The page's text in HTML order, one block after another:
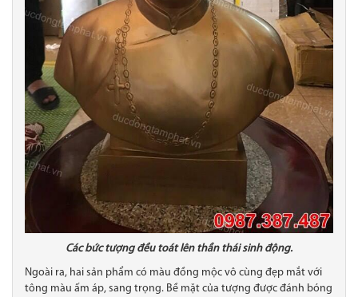
Các bức tượng đều toát lên thần thái sinh động.
Ngoài ra, hai sản phẩm có màu đồng mộc vô cùng đẹp mắt với
tông màu ấm áp, sang trọng. Bề mặt của tượng được đánh bóng